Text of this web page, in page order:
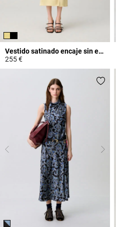
Vestido satinado encaje sin espalda
255 €